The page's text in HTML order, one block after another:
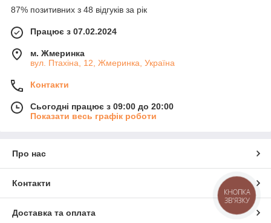
87% позитивних з 48 відгуків за рік
Працює з 07.02.2024
м. Жмеринка
вул. Птахіна, 12, Жмеринка, Україна
Контакти
Сьогодні працює з 09:00 до 20:00
Показати весь графік роботи
Про нас
Контакти
Доставка та оплата
КНОПКА
ЗВ'ЯЗКУ